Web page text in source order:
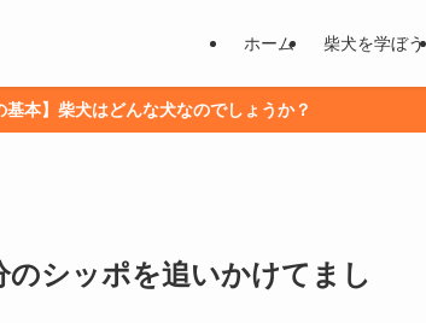
ホーム 柴犬を学ぼう
基本】柴犬はどんな犬なのでしょうか？
シッポを追いかけてまし